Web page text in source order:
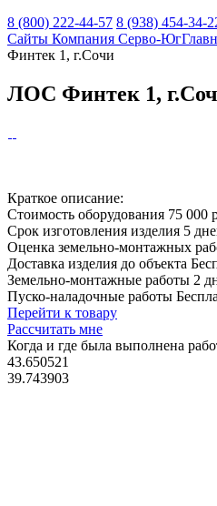
8 (800) 222-44-57 8 (938) 454-34-
Сайты Компания Серво-Юг
Финтек 1, г.Сочи
ЛОС Финтек 1,
Краткое описание:
Стоимость оборудования 75 000
Срок изготовления изделия 5
Оценка земельно-монтажных
Доставка изделия до объекта
Земельно-монтажные работы 2
Пуско-наладочные работы
Перейти к товару
Рассчитать мне
Когда и где была выполнена
43.650521
39.743903